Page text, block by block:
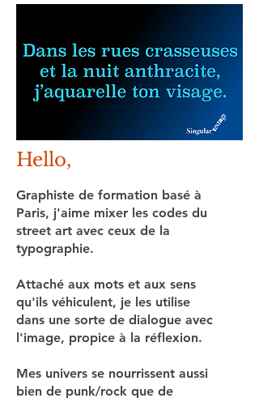
Hello,
Graphiste de formation basé à
Paris, j'aime mixer les codes du
street art avec ceux de la
typographie.
Attaché aux mots et aux sens
qu'ils véhiculent, je les utilise
dans une sorte de dialogue avec
l'image, propice à la réflexion.
Mes univers se nourrissent aussi
bien de punk/rock que de